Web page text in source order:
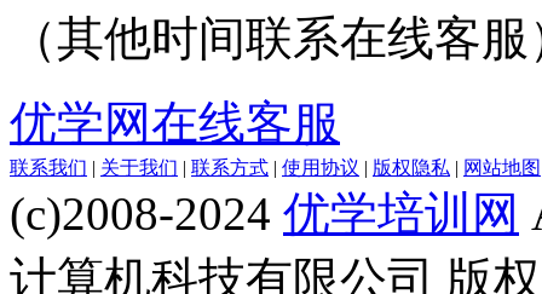
（其他时间联系在线客服
优学网在线客服
联系我们 | 关于我们 | 联系方式 | 使用协议 | 版权隐私 | 网站地图
(c)2008-2024 优学培训网
计算机科技有限公司 版